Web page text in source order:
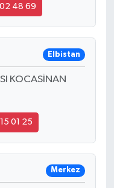
48 69
Elbistan
KOCASİNAN
01 25
Merkez